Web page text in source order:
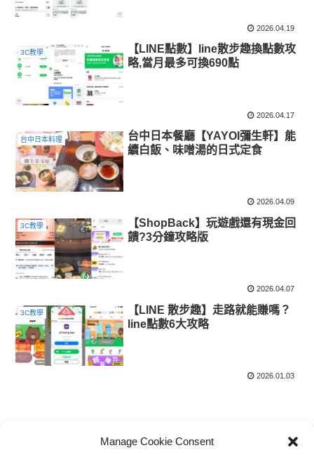
Manage Cookie Consent
2026.04.19
3C教學
【LINE點數】line散步趣換點數攻
略,當月最多可換690點
2026.04.17
台中日本料理
台中日本餐廳【YAYOI彌生軒】能
續白飯、味噌湯的日式定食
2026.04.09
3C教學
【ShopBack】玩遊戲還有現金回
饋?3分鐘攻略版
2026.04.07
3C教學
【LINE 散步趣】走路就能賺嗎？
line點數6大攻略
2026.01.03